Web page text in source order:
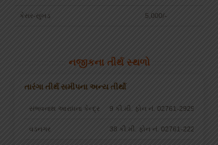
કેસર-સુખડ 5,000/-
નજીકના તીર્થ સ્થળો
તારંગા તીર્થ સમીપના અન્ય તીર્થો
સંભવનાથ આરાધના કેન્દ્ર 9 કી.મી. ફોન નં. 02761-292956
વડનગર 38 કી.મી. ફોન નં. 02761-222337